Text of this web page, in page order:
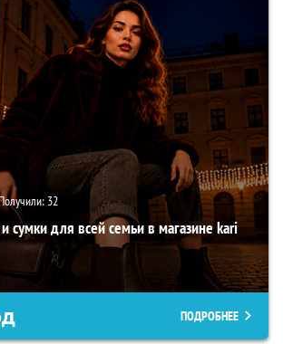
32
сумки для всей семьи в магазине kari
ПОДРОБНЕЕ